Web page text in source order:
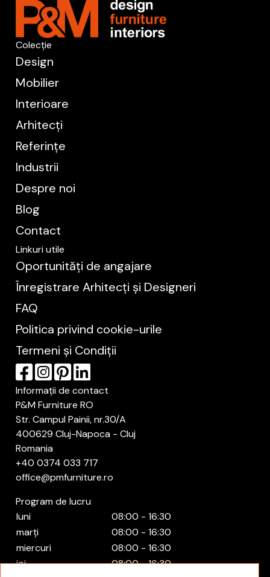
Colecție
Design
Mobilier
Interioare
Arhitecți
Referințe
Industrii
Despre noi
Blog
Contact
Linkuri utile
Oportunități de angajare
Înregistrare Arhitecți și Designeri
FAQ
Politica privind cookie-urile
Termeni și Condiții
Informații de contact
P&M Furniture RO
Str. Campul Painii, nr.30/A
400629 Cluj-Napoca - Cluj
Romania
+40 0374 033 717
office@pmfurniture.ro
Program de lucru
luni
08:00 - 16:30
marți
08:00 - 16:30
miercuri
08:00 - 16:30
joi
08:00 - 16:30